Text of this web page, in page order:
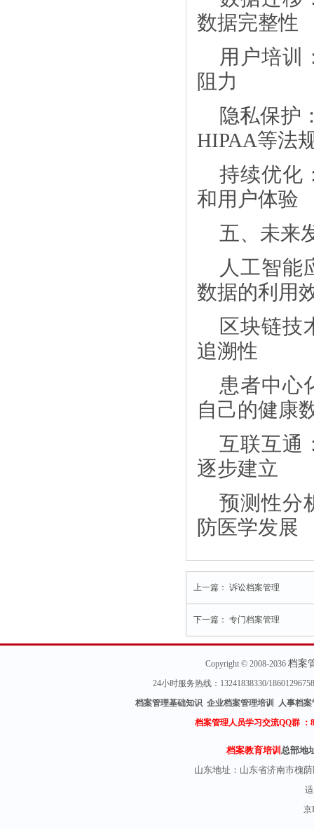
数据完整性
用户培训
阻力
隐私保护
HIPAA等法
持续优化
和用户体验
五、未来
人工智能
数据的利用
区块链技
追溯性
患者中心
自己的健康
互联互通
逐步建立
预测性分
防医学发展
上一篇： 诉讼档案管理
下一篇： 专门档案管理
Copyright © 2008-2036 档案
24小时服务热线：13241838330/
档案管理基础知识 企业档案管理培训 人事档
档案管理人员学习交流QQ群 ：
档案教育培训总部地
山东地址： 山东省济南市槐
京